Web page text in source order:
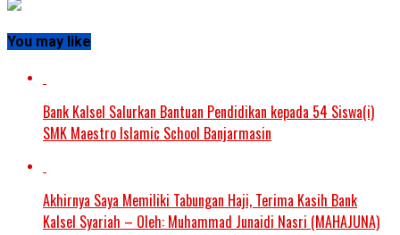
You may like
Bank Kalsel Salurkan Bantuan Pendidikan kepada 54 Siswa(i)
SMK Maestro Islamic School Banjarmasin
Akhirnya Saya Memiliki Tabungan Haji, Terima Kasih Bank
Kalsel Syariah – Oleh: Muhammad Junaidi Nasri (MAHAJUNA)